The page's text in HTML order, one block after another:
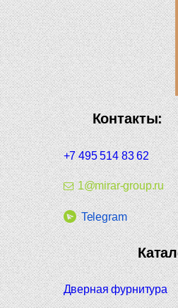
Контакты:
+7 495 514 83 62
1@mirar-group.ru
Telegram
Дверная фурнитура